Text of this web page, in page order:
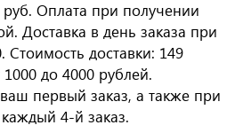
руб. Оплата при получении
Доставка в день заказа при
доставки: 149
до 4000 рублей.
первый заказ, а также при
4-й заказ.